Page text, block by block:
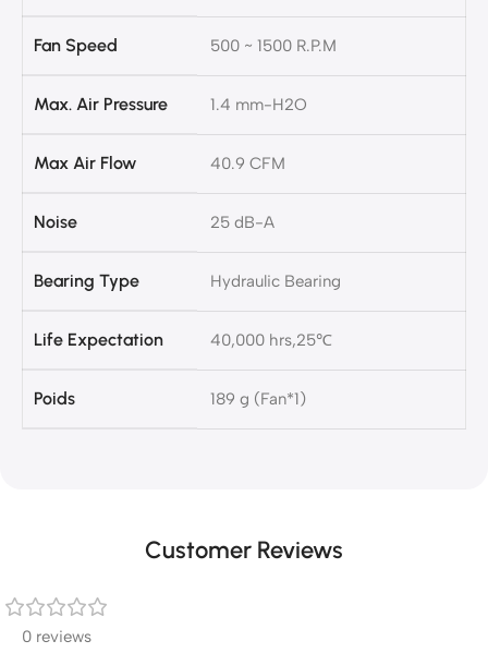
Fan Speed 500 ~ 1500 R.P.M
Max. Air Pressure 1.4 mm-H2O
Max Air Flow 40.9 CFM
Noise 25 dB-A
Bearing Type Hydraulic Bearing
Life Expectation 40,000 hrs,25℃
Poids 189 g (Fan*1)
Customer Reviews
0 reviews